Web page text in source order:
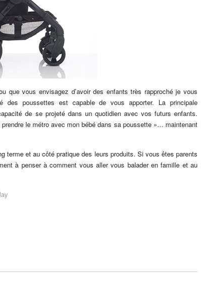
que vous envisagez d’avoir des enfants très rapproché je vous
poussettes est capable de vous apporter. La principale
de se projeté dans un quotidien avec vos futurs enfants.
le métro avec mon bébé dans sa poussette »… maintenant
terme et au côté pratique des leurs produits. Si vous êtes parents
à penser à comment vous aller vous balader en famille et au